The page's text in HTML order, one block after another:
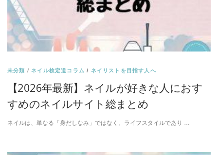
未分類 /ネイル検定道コラム / ネイリストを目指す人へ
【2026年最新】ネイルが好きな人におす
すめのネイルサイト総まとめ
ネイルは、単なる「身だしなみ」ではなく、ライフスタイルであり …